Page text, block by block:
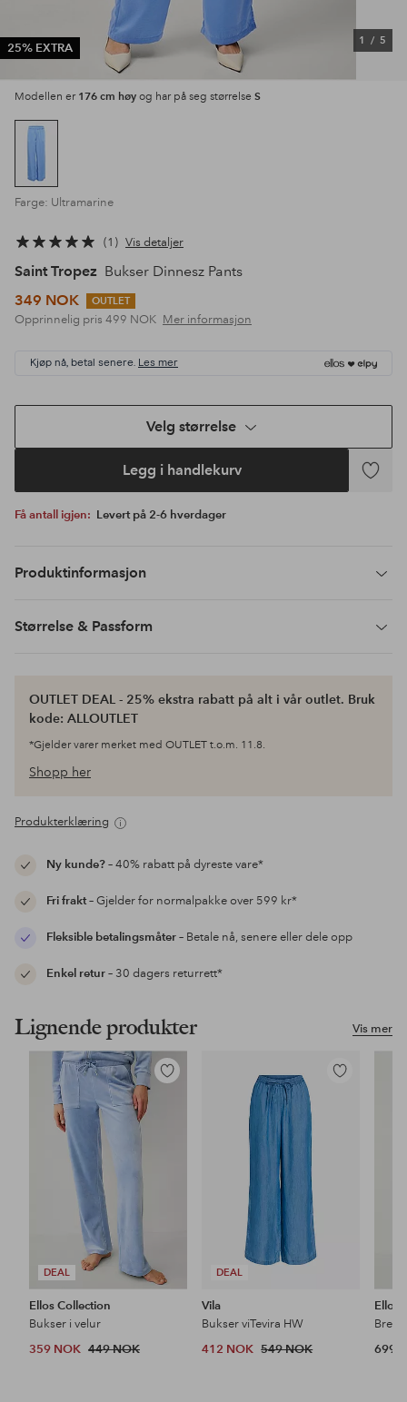
25% EXTRA
1 / 5
Modellen er 176 cm høy og har på seg størrelse S
Farge: Ultramarine
1 Vis detaljer
Saint Tropez Bukser Dinnesz Pants
349 NOK
OUTLET
Opprinnelig pris 499 NOK Mer informasjon
Kjøp nå, betal senere. Les mer
Velg størrelse
Legg i handlekurv
Legg
Få antall igjen: Levert på 2-6 hverdager
Produktinformasjon
Størrelse & Passform
OUTLET DEAL - 25% ekstra rabatt på alt i vår outlet. Bruk
kode: ALLOUTLET
*Gjelder varer merket med OUTLET t.o.m. 11.8.
Shopp her
Produkterklæring
Ny kunde?– 40% rabatt på dyreste vare*
Fri frakt– Gjelder for normalpakke over 599 kr*
Fleksible betalingsmåter– Betale nå, senere eller dele opp
Enkel retur– 30 dagers returrett*
Vis mer
Lignende produkter
DEAL
Legg
Ellos Collection
Bukser i velur
359 NOK 449 NOK
DEAL
Legg
Vila
Bukser viTevira HW
412 NOK 549 NOK
Ellos
699